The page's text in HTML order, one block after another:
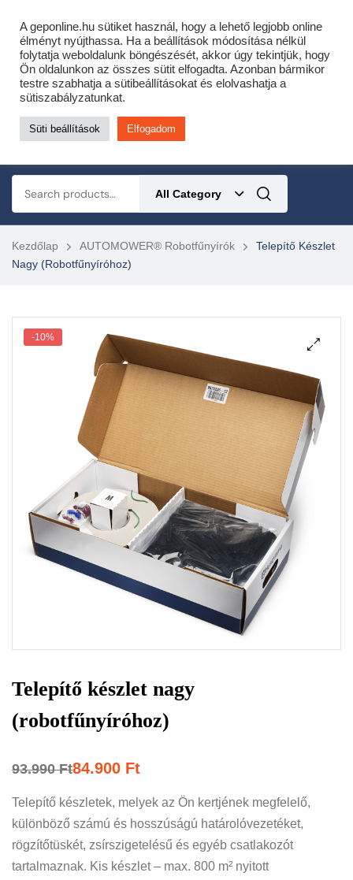
Cofidis expressz online áruhitel 0 % THM-el 10 hónapra!
Most minden akciós HQ láncfűrészhez ajándékba adunk egy fűrészláncot!
Részletek ide kattintva!
KERTÉSZETI – ERDÉSZETI – ÉPÍTŐIPARI GÉP WEBSHOP
All Category
Kezdőlap AUTOMOWER® Robotfűnyírók
Telepítő Készlet
Nagy (robotfűnyíróhoz)
-10%
Telepítő készlet nagy
(robotfűnyíróhoz)
93.990Ft84.900 Ft
Telepítő készletek, melyek az Ön kertjének megfelelő,
különböző számú és hosszúságú határolóvezetéket,
rögzítőtüskét, zsírszigetelésű és egyéb csatlakozót
tartalmaznak. Kis készlet – max. 800 m² nyitott
A geponline.hu sütiket használ, hogy a lehető legjobb online
élményt nyújthassa. Ha a beállítások módosítása nélkül
folytatja weboldalunk böngészését, akkor úgy tekintjük, hogy
Ön oldalunkon az összes sütit elfogadta. Azonban bármikor
testre szabhatja a sütibeállításokat és elolvashatja a
sütiszabályzatunkat.
Süti beállítások Elfogadom